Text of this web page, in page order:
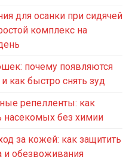
для осанки при сидячей
комплекс на
почему появляются
как быстро снять зуд
репелленты: как
насекомых без химии
за кожей: как защитить
и обезвоживания